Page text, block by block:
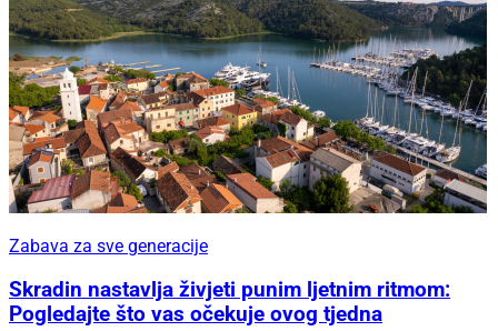
Zabava za sve generacije
Skradin nastavlja živjeti punim ljetnim ritmom:
Pogledajte što vas očekuje ovog tjedna